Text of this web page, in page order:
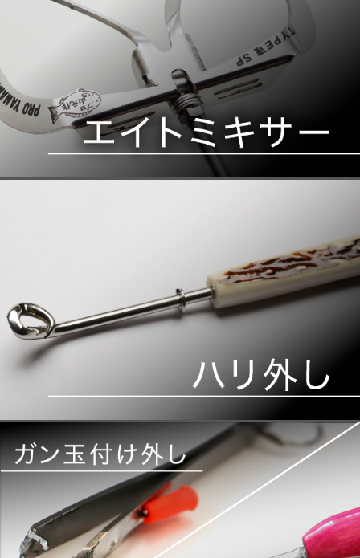
2022.05.20
来月発売のＰＲＯ ＹＡＭＡＭＯ
ＴＯシャク Spin Cup チタンカ
ップ最終テスト動画アップしまし
た。
スゴいシャク 完成しました！
2022.03.26
NEBA SCOOP ネバスコ 超時短
で作る遠投用マキエサ（バッカン
編）を公開しました。
ネバスコを使って超時短のマキエ
サ作り。PROYAMAチャンネルで
PROYAMAチャンネル ＺＥＲＯ
style ヤバい浮力で釣れるわ
け アップしました
2022.02.17
ど アップしました
PROYAMA チャンネル プロ山
しました。
2022.02.03
PROYAMAチャンネル ガン玉付
け外し セット PV アップしまし
た
2022.01.27
PROYAMAチャンネル W-18
ZERO style PV アップしました